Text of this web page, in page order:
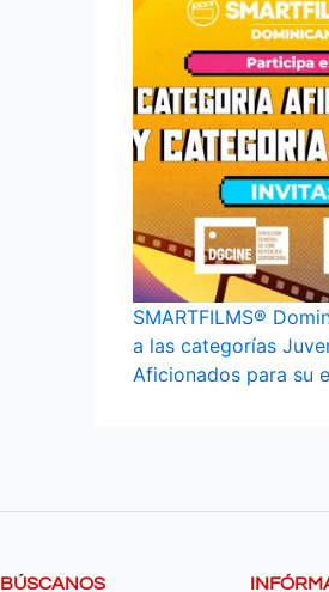
SMARTFILMS®
a las categorías
Aficionados para su
BÚSCANOS